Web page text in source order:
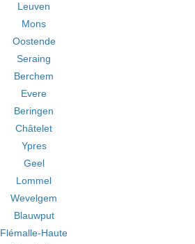
Leuven
Mons
Oostende
Seraing
Berchem
Evere
Beringen
Châtelet
Ypres
Geel
Lommel
Wevelgem
Blauwput
Flémalle-Haute